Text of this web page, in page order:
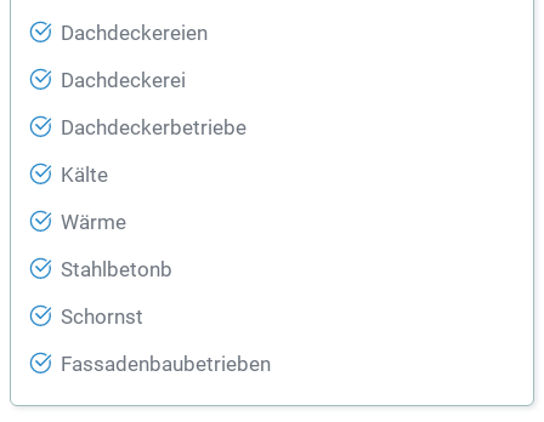
Dachdeckereien
Dachdeckerei
Dachdeckerbetriebe
Kälte
Wärme
Stahlbetonb
Schornst
Fassadenbaubetrieben